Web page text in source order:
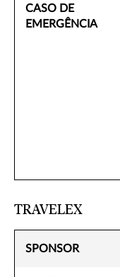
CASO DE
EMERGÊNCIA
TRAVELEX
SPONSOR